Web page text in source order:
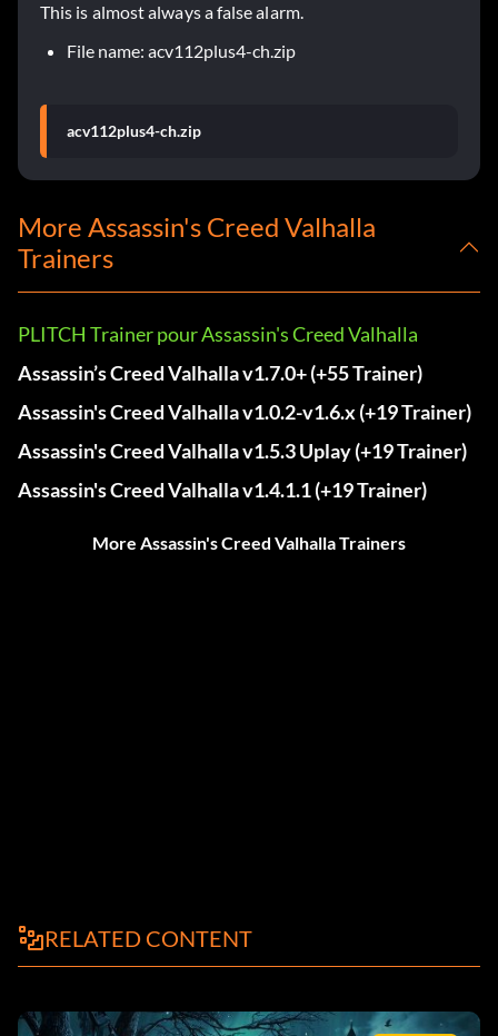
This is almost always a false alarm.
File name: acv112plus4-ch.zip
acv112plus4-ch.zip
More Assassin's Creed Valhalla
Trainers
PLITCH Trainer pour Assassin's Creed Valhalla
Assassin’s Creed Valhalla v1.7.0+ (+55 Trainer)
Assassin's Creed Valhalla v1.0.2-v1.6.x (+19 Trainer)
Assassin's Creed Valhalla v1.5.3 Uplay (+19 Trainer)
Assassin's Creed Valhalla v1.4.1.1 (+19 Trainer)
More Assassin's Creed Valhalla Trainers
RELATED CONTENT